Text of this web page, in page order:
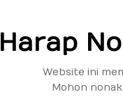
Harap
Website ini
Mohon